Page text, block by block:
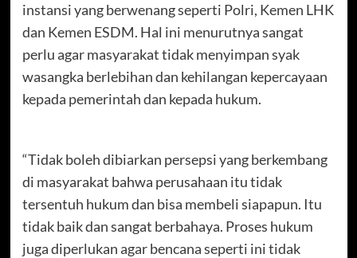
instansi yang berwenang seperti Polri, Kemen LHK
dan Kemen ESDM. Hal ini menurutnya sangat
perlu agar masyarakat tidak menyimpan syak
wasangka berlebihan dan kehilangan kepercayaan
kepada pemerintah dan kepada hukum.
“Tidak boleh dibiarkan persepsi yang berkembang
di masyarakat bahwa perusahaan itu tidak
tersentuh hukum dan bisa membeli siapapun. Itu
tidak baik dan sangat berbahaya. Proses hukum
juga diperlukan agar bencana seperti ini tidak